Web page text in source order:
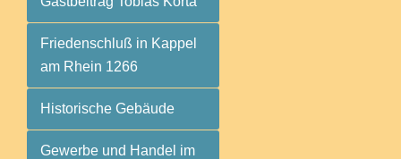
Friedenschluß in Kappel
am Rhein 1266
Historische Gebäude
Gewerbe und Handel im